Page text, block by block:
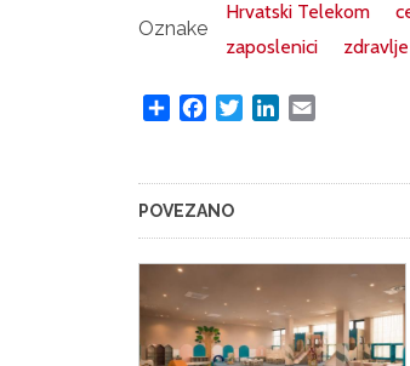
Oznake
Hrvatski Telekom
zaposlenici
zdravlje
Share FacebookTwitterLinkedIn
POVEZANO